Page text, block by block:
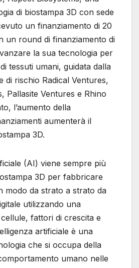
di biostampa 3D con sede
un finanziamento di 20
un round di finanziamento di
la sua tecnologia per
tessuti umani, guidata dalla
di rischio Radical Ventures,
Pallasite Ventures e Rhino
l’aumento della
aumenterà il
3D.
(AI) viene sempre più
3D per fabbricare
modo da strato a strato da
utilizzando una
fattori di crescita e
artificiale è una
che si occupa della
umano nelle